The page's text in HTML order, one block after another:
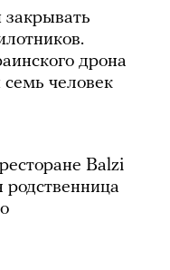
дрона
человек
Balzi
родственница